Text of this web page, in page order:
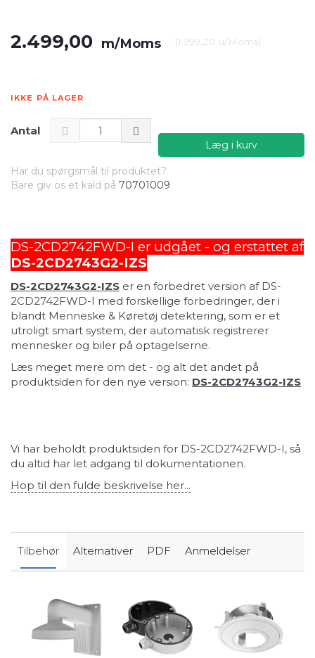
2.499,00 m/Moms (1.999,20 u/Moms)
IKKE PÅ LAGER
Antal
Læg i kurv
Har du spørgsmål til produktet?
Bare giv os et kald på 70701009
DS-2CD2742FWD-I er udgået - og erstattet af
DS-2CD2743G2-IZS
DS-2CD2743G2-IZS er en forbedret version af DS-
2CD2742FWD-I med forskellige forbedringer, der i
blandt Menneske & Køretøj detektering, som er et
utroligt smart system, der automatisk registrerer
mennesker og biler på optagelserne.
Læs meget mere om det - og alt det andet på
produktsiden for den nye version: DS-2CD2743G2-IZS
Vi har beholdt produktsiden for DS-2CD2742FWD-I, så
du altid har let adgang til dokumentationen.
Hop til den fulde beskrivelse her...
Tilbehør Alternativer PDF Anmeldelser